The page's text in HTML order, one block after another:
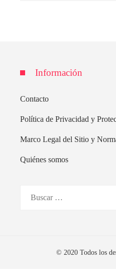
Información
Contacto
Política de Privacidad y
Marco Legal del Sitio y
Quiénes somos
© 2020 Todos los